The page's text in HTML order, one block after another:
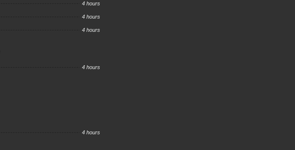
4 hours
4 hours
4 hours
4 hours
4 hours